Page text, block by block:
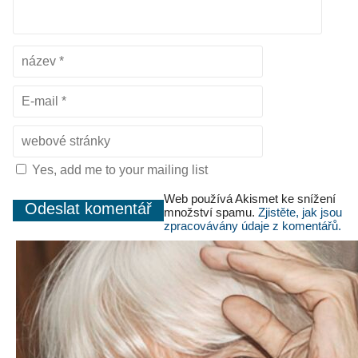
Yes, add me to your mailing list
Web používá Akismet ke snížení
množství spamu. Zjistěte, jak jsou
zpracovávány údaje z komentářů.